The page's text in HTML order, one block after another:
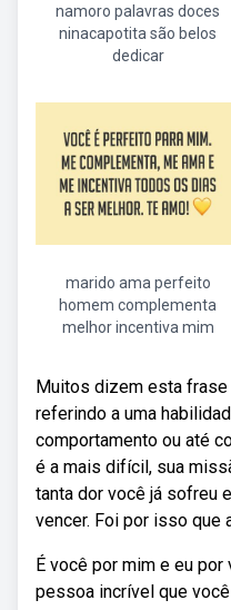
namoro palavras doces
ninacapotita são belos
dedicar
marido ama perfeito
homem complementa
melhor incentiva mim
Muitos dizem esta frase
referindo a uma
comportamento ou até
é a mais difícil, sua
tanta dor você já sofreu
vencer. Foi por isso que
É você por mim e eu
pessoa incrível que